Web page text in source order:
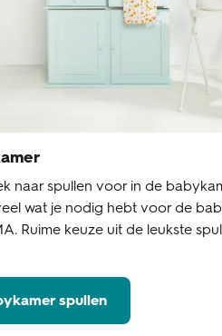
naar spullen voor in de
wat je nodig hebt voor de
Ruime keuze uit de leukste
spullen